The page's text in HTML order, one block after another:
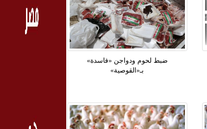
ضبط لحوم ودواجن «فاسدة»
بـ«القوصية»